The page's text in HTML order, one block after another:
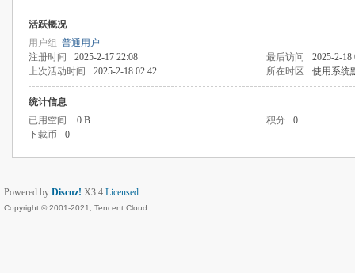
活跃概况
用户组 普通用户
注册时间
2025-2-17 22:08 最后访问
2025-2-18
上次活动时间
2025-2-18 02:42 所在时区 使用系统
统计信息
已用空间
0 B 积分
0
下载币
0
Powered by Discuz! X3.4 Licensed
Copyright © 2001-2021, Tencent Cloud.